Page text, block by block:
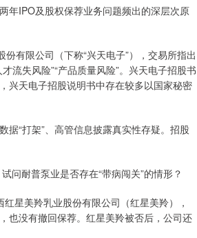
IPO及股权保荐业务问题频出的深层次原
有限公司（下称“兴天电子”），交易所指出
流失风险”“产品质量风险”。兴天电子招股书
兴天电子招股说明书中存在较多以国家秘密
“打架”、高管信息披露真实性存疑。招股
耐普泵业是否存在“带病闯关”的情形？
星美羚乳业股份有限公司（红星美羚），
也没有撤回保荐。红星美羚被否后，公司还